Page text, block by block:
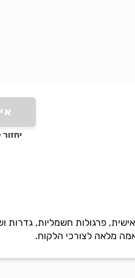
יחזור
פרגולות חשמליות, גדרות
מלאה לצורכי הלקוח.